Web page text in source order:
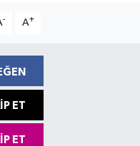
- A+
ET
ET